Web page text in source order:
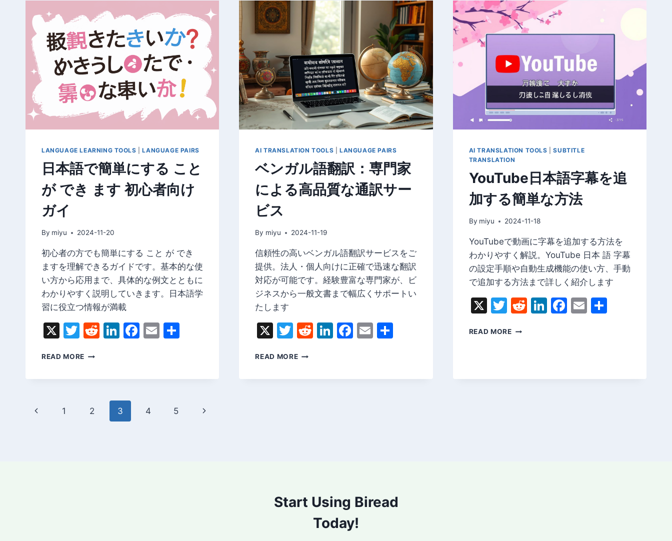
国
|
正
し
い
国
語
の
付
け
方
へ
の
翻
訳
–
無
料
で
に
マ
ス
タ
ー
る
ド
LANGUAGE LEARNING TOOLS |LANGUAGE PAIRS
日本語で簡単にする こと
が でき ます 初心者向け
ガイ
By miyu 2024-11-20
初心者の方でも簡単にする こと が でき
ますを理解できるガイドです。基本的な使
い方から応用まで、具体的な例文とともに
わかりやすく説明していきます。日本語学
習に役立つ情報が満載
X Twitter
Reddit
LinkedIn
Facebook
Email
READ MORE 日
単
AI TRANSLATION TOOLS |LANGUAGE PAIRS
ベンガル語翻訳：専門家
による高品質な通訳サー
ビス
By miyu 2024-11-19
信頼性の高いベンガル語翻訳サービスをご
提供。法人・個人向けに正確で迅速な翻訳
対応が可能です。経験豊富な専門家が、ビ
ジネスから一般文書まで幅広くサポートい
たします
X Twitter
Reddit
LinkedIn
Facebook
Email
READ MOREベ
品
AI TRANSLATION TOOLS |SUBTITLE
TRANSLATION
YouTube日本語字幕を追
加する簡単な方法
By miyu 2024-11-18
YouTubeで動画に字幕を追加する方法を
わかりやすく解説。YouTube 日本 語 字幕
の設定手順や自動生成機能の使い方、手動
で追加する方法まで詳しく紹介します
X Twitter
Reddit
LinkedIn
Facebook
EmailShare
READ MOREYOUTUBE
幕
Page
Previous
1 2 3 4 5
Next
Start Using Biread
Today!